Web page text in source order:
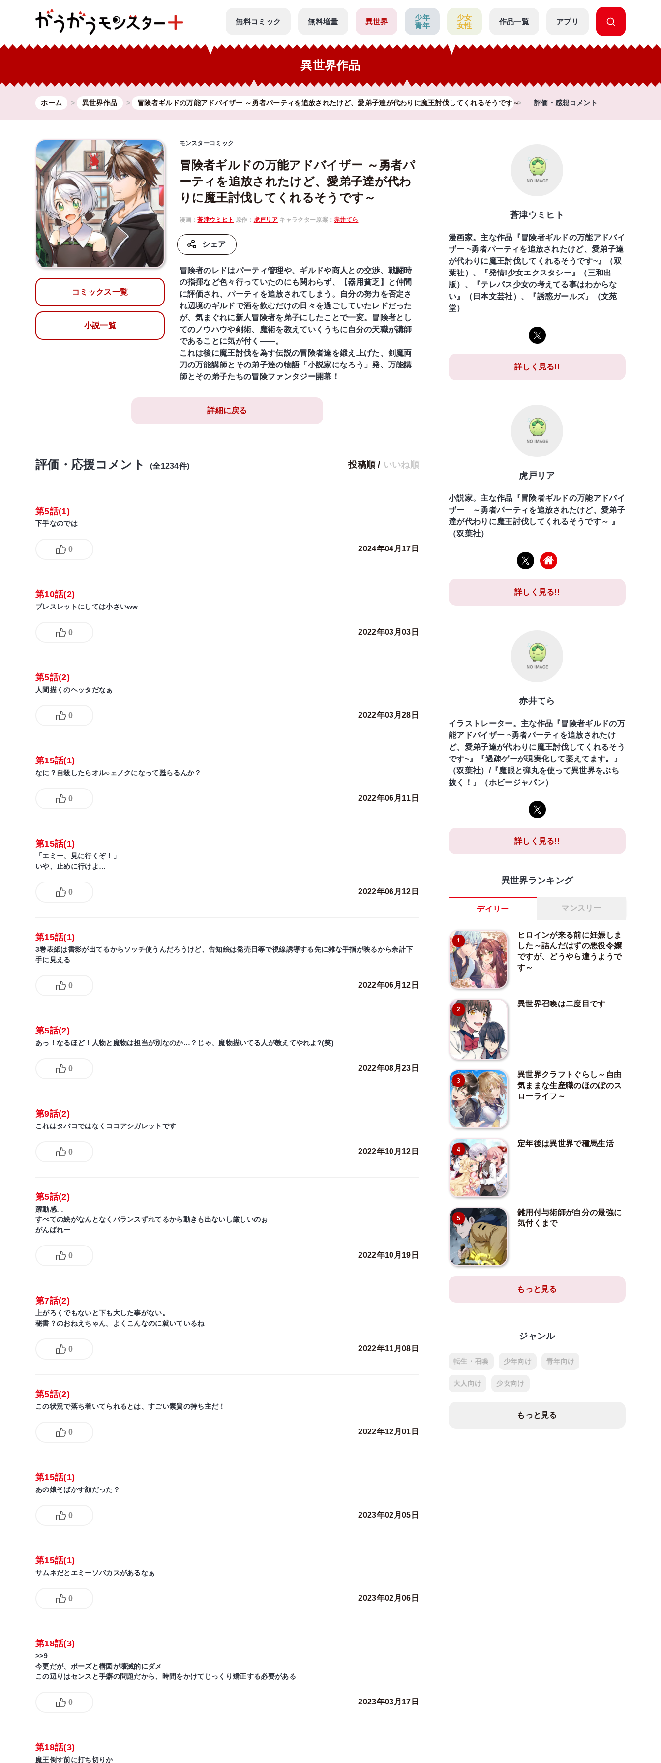
無料コミック 無料増量 異世界
少年
青年
少女
女性
作品一覧 アプリ
異世界作品
ホーム 異世界作品 冒険者ギルドの万能アドバイザー ～勇者パーティを追放されたけど、愛弟子達が代わりに魔王討伐してくれるそうです～ 評価・感想コメント
コミックス一覧
小説一覧
モンスターコミック
冒険者ギルドの万能アドバイザー ～勇者パ
ーティを追放されたけど、愛弟子達が代わ
りに魔王討伐してくれるそうです～
漫画：蒼津ウミヒト 原作： 虎戸リアキャラクター原案：赤井てら
シェア
冒険者のレドはパーティ管理や、ギルドや商人との交渉、戦闘時
の指揮など色々行っていたのにも関わらず、【器用貧乏】と仲間
に評価され、パーティを追放されてしまう。自分の努力を否定さ
れ辺境のギルドで酒を飲むだけの日々を過ごしていたレドだった
が、気まぐれに新人冒険者を弟子にしたことで一変。冒険者とし
てのノウハウや剣術、魔術を教えていくうちに自分の天職が講師
であることに気が付く——。
これは後に魔王討伐を為す伝説の冒険者達を鍛え上げた、剣魔両
刀の万能講師とその弟子達の物語「小説家になろう」発、万能講
師とその弟子たちの冒険ファンタジー開幕！
詳細に戻る
評価・応援コメント (全1234件) 投稿順 / いいね順
第5話(1)
下手なのでは
0 2024年04月17日
第10話(2)
ブレスレットにしては小さいww
0 2022年03月03日
第5話(2)
人間描くのヘッタだなぁ
0 2022年03月28日
第15話(1)
なに？自殺したらオル○ェノクになって甦らるんか？
0 2022年06月11日
第15話(1)
「エミー、見に行くぞ！」
いや、止めに行けよ…
0 2022年06月12日
第15話(1)
3巻表紙は書影が出てるからソッチ使うんだろうけど、告知絵は発売日等で視線誘導する先に雑な手指が映るから余計下
手に見える
0 2022年06月12日
第5話(2)
あっ！なるほど！人物と魔物は担当が別なのか…？じゃ、魔物描いてる人が教えてやれよ?(笑)
0 2022年08月23日
第9話(2)
これはタバコではなくココアシガレットです
0 2022年10月12日
第5話(2)
躍動感…
すべての絵がなんとなくバランスずれてるから動きも出ないし厳しいのぉ
がんばれー
0 2022年10月19日
第7話(2)
上がろくでもないと下も大した事がない。
秘書？のおねえちゃん。よくこんなのに就いているね
0 2022年11月08日
第5話(2)
この状況で落ち着いてられるとは、すごい素質の持ち主だ！
0 2022年12月01日
第15話(1)
あの娘そばかす顔だった？
0 2023年02月05日
第15話(1)
サムネだとエミーソバカスがあるなぁ
0 2023年02月06日
第18話(3)
>>9
今更だが、ポーズと構図が壊滅的にダメ
この辺りはセンスと手癖の問題だから、時間をかけてじっくり矯正する必要がある
0 2023年03月17日
第18話(3)
魔王倒す前に打ち切りか
蒼津ウミヒト
漫画家。主な作品『冒険者ギルドの万能アドバイ
ザー ~勇者パーティを追放されたけど、愛弟子達
が代わりに魔王討伐してくれるそうです~』（双
葉社）、『発情!少女エクスタシー』（三和出
版）、『テレパス少女の考えてる事はわからな
い』（日本文芸社）、『誘惑ガールズ』（文苑
堂）
詳しく見る!!
虎戸リア
小説家。主な作品『冒険者ギルドの万能アドバイ
ザー ～勇者パーティを追放されたけど、愛弟子
達が代わりに魔王討伐してくれるそうです～ 』
（双葉社）
詳しく見る!!
赤井てら
イラストレーター。主な作品『冒険者ギルドの万
能アドバイザー ~勇者パーティを追放されたけ
ど、愛弟子達が代わりに魔王討伐してくれるそう
です~』『過疎ゲーが現実化して萎えてます。』
（双葉社）/『魔眼と弾丸を使って異世界をぶち
抜く！』（ホビージャパン）
詳しく見る!!
異世界ランキング
デイリー マンスリー
1
ヒロインが来る前に妊娠しま
した～詰んだはずの悪役令嬢
ですが、どうやら違うようで
す～
2
異世界召喚は二度目です
3
異世界クラフトぐらし～自由
気ままな生産職のほのぼのス
ローライフ～
4
定年後は異世界で種馬生活
5
雑用付与術師が自分の最強に
気付くまで
もっと見る
ジャンル
転生・召喚 少年向け 青年向け
大人向け 少女向け
もっと見る